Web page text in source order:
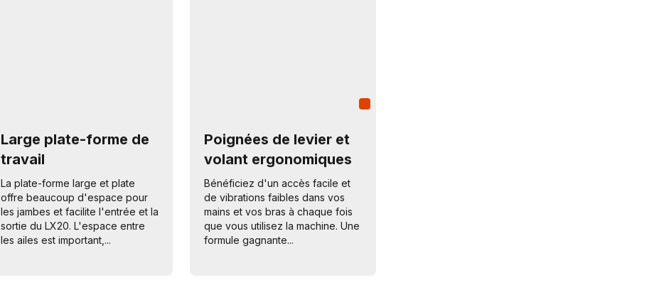
Large plate-forme de
travail
La plate-forme large et plate
offre beaucoup d'espace pour
les jambes et facilite l'entrée et la
sortie du LX20. L'espace entre
les ailes est important,...
Poignées de levier et
volant ergonomiques
Bénéficiez d'un accès facile et
de vibrations faibles dans vos
mains et vos bras à chaque fois
que vous utilisez la machine. Une
formule gagnante...